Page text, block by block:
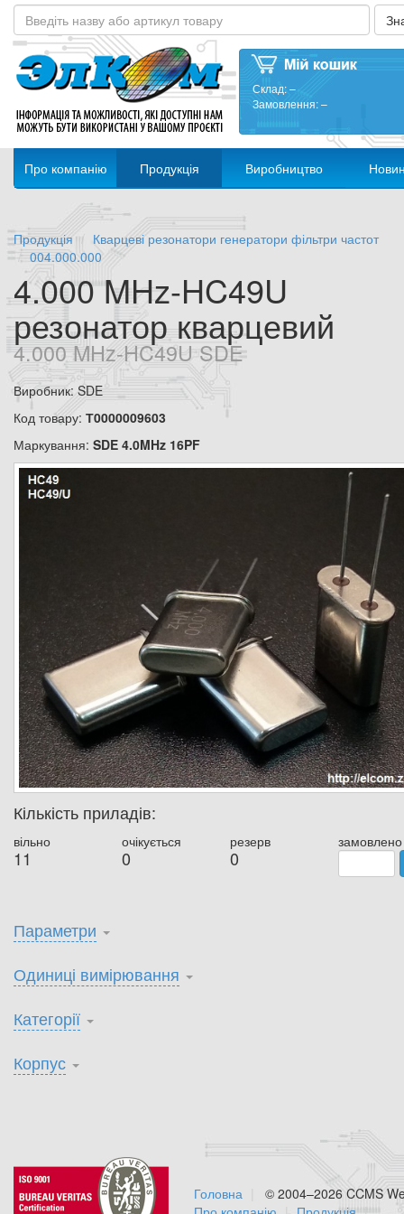
Склад:–
Замовлення:–
Про компанію Продукція Виробництво
Продукція
Кварцеві резонатори генератори фільтри частот
004.000.000
4.000 MHz-HC49U
резонатор кварцевий
4.000 MHz-HC49U SDE
Виробник: SDE
Код товару: Т0000009603
Маркування: SDE 4.0MHz 16PF
Кількість приладів:
вільно
11
очікується
0
резерв
0
замовлено
Параметри
Одиниці вимірювання
Категорії
Корпус
© 2004–2026 CCMS
Головна